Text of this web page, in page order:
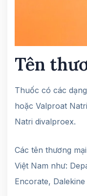
Tên
Thuốc có các
hoặc Valproat
Natri divalproex.
Các tên thương
Việt Nam như:
Encorate,